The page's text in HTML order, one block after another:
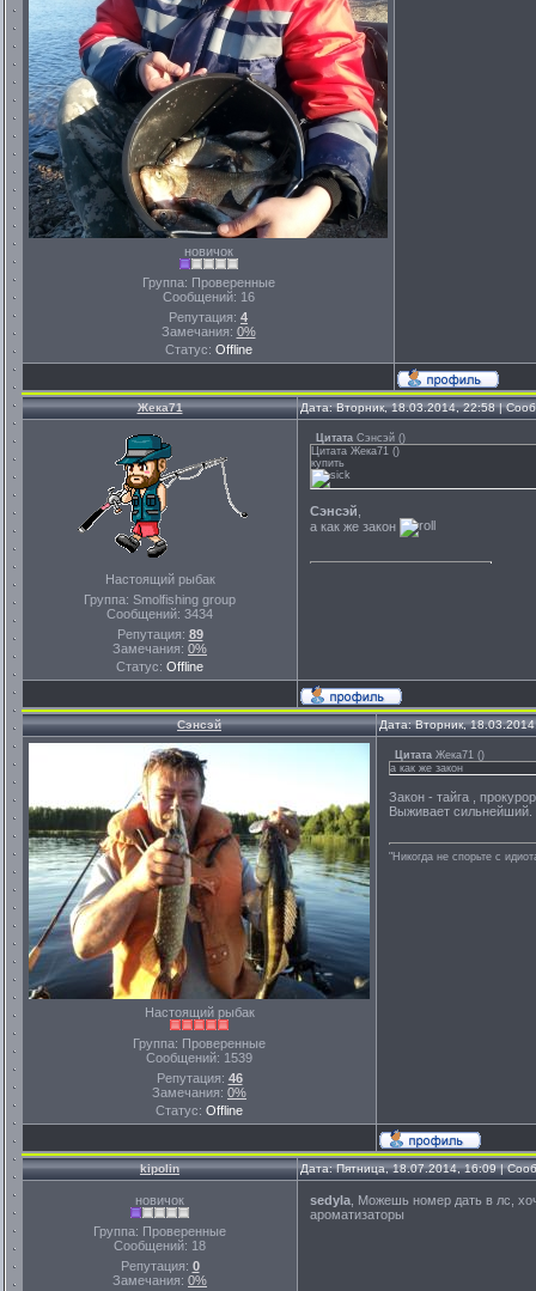
новичок
Группа: Проверенные
Сообщений: 16
Репутация: 4
Замечания: 0%
Статус: Offline
Жека71 Дата: Вторник, 18.03.2014, 22:58 |
Настоящий рыбак
Группа: Smolfishing group
Сообщений: 3434
Репутация: 89
Замечания: 0%
Статус: Offline
Цитата Сэнсэй ()
Цитата Жека71 ()
купить
Сэнсэй
а как же закон
Сэнсэй Дата: Вторник,
Настоящий рыбак
Группа: Проверенные
Сообщений: 1539
Репутация: 46
Замечания: 0%
Статус: Offline
Цитата Жека71 ()
а как же закон
Закон - тайга ,
Выживает сильнейший.
"Никогда не спорьте с
kipolin Дата: Пятница, 18.07.2014, 16:09 |
новичок
Группа: Проверенные
Сообщений: 18
Репутация: 0
Замечания: 0%
sedyla , Можешь номер дать в лс,
ароматизаторы